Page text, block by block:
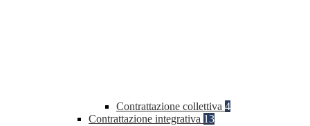
Contrattazione collettiva 4
Contrattazione integrativa 13